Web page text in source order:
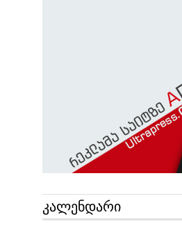
ᲙᲐᲚᲔᲜᲓᲐᲠᲘ